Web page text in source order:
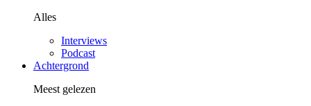
Alles
Interviews
Podcast
Achtergrond
Meest gelezen